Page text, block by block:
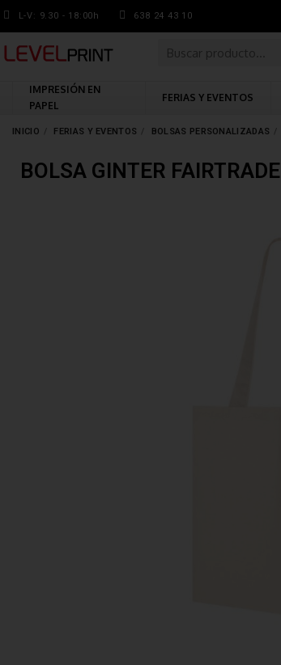
L-V: 9.30 - 18:00h 638 24 43 10
IMPRESIÓN EN
PAPEL
FERIAS Y EVENTOS
INICIO FERIAS Y EVENTOS BOLSAS PERSONALIZADAS
BOLSA GINTER FAIRTRADE